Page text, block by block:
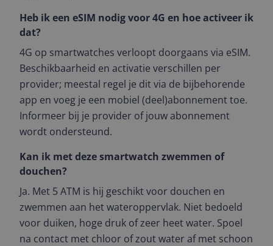
Heb ik een eSIM nodig voor 4G en hoe activeer ik
dat?
4G op smartwatches verloopt doorgaans via eSIM.
Beschikbaarheid en activatie verschillen per
provider; meestal regel je dit via de bijbehorende
app en voeg je een mobiel (deel)abonnement toe.
Informeer bij je provider of jouw abonnement
wordt ondersteund.
Kan ik met deze smartwatch zwemmen of
douchen?
Ja. Met 5 ATM is hij geschikt voor douchen en
zwemmen aan het wateroppervlak. Niet bedoeld
voor duiken, hoge druk of zeer heet water. Spoel
na contact met chloor of zout water af met schoon